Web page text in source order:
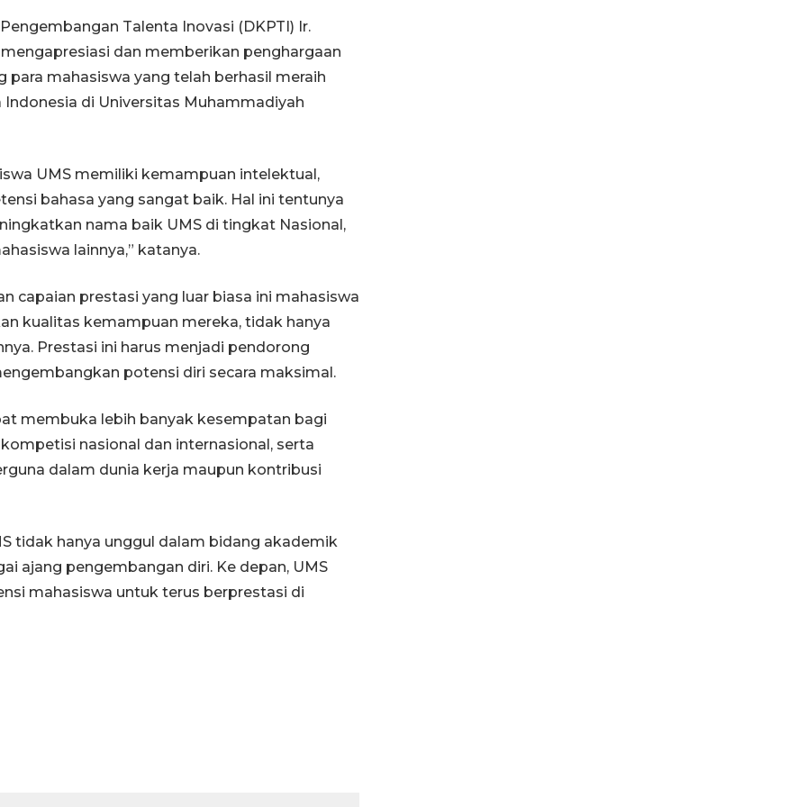
Talenta Inovasi (DKPTI) Ir.
mengapresiasi dan memberikan penghargaan
mahasiswa yang telah berhasil meraih
di Universitas Muhammadiyah
UMS memiliki kemampuan intelektual,
bahasa yang sangat baik. Hal ini tentunya
nama baik UMS di tingkat Nasional,
lainnya,” katanya.
capaian prestasi yang luar biasa ini mahasiswa
kualitas kemampuan mereka, tidak hanya
Prestasi ini harus menjadi pendorong
potensi diri secara maksimal.
membuka lebih banyak kesempatan bagi
nasional dan internasional, serta
dalam dunia kerja maupun kontribusi
tidak hanya unggul dalam bidang akademik
ajang pengembangan diri. Ke depan, UMS
mahasiswa untuk terus berprestasi di